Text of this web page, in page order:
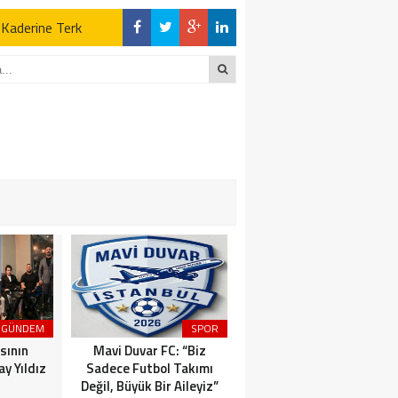
Terk
Açıklamalar
Terk
GÜNDEM
Yıldız
SPOR
Mavi Duvar FC: “Biz
Sadece Futbol Takımı
Değil, Büyük Bir Aileyiz”